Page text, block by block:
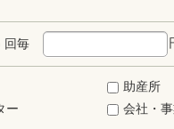
回毎
助産所
ー 会社・